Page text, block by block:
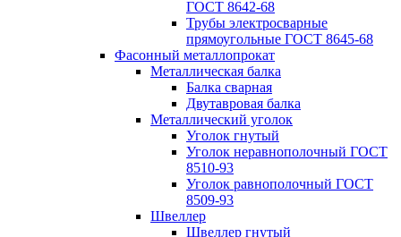
ГОСТ 8642-68
Трубы электросварные
прямоугольные ГОСТ 8645-68
Фасонный металлопрокат
Металлическая балка
Балка сварная
Двутавровая балка
Металлический уголок
Уголок гнутый
Уголок неравнополочный ГОСТ
8510-93
Уголок равнополочный ГОСТ
8509-93
Швеллер
Швеллер гнутый